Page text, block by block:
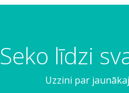
Seko līdzi
Uzzini par